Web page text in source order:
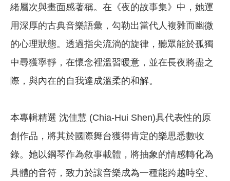
緒層次與畫面感著稱。在《夜的故事集》中，她運
用深厚的古典音樂語彙，勾勒出當代人複雜而幽微
的心理狀態。透過指尖流淌的旋律，聽眾能於孤獨
中尋獲寧靜，在懷念裡溫習暖意，並在長夜將盡之
際，與內在的自我達成溫柔的和解。
本專輯精選 沈佳慧 (Chia-Hui Shen)具代表性的原
創作品，將其於國際舞台獲得肯定的樂思悉數收
錄。她以鋼琴作為敘事載體，將抽象的情感轉化為
具體的音符，致力於讓音樂成為一種能跨越時空、